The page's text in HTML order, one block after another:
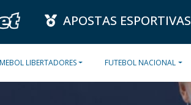
APOSTAS ESPORTIVAS
LIBERTADORES FUTEBOL NACIONAL